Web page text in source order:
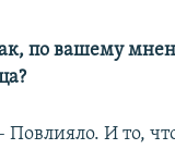
по вашему
Повлияло. И то,